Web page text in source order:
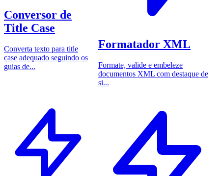
Conversor de
Title Case
Converta texto para title
case adequado seguindo os
guias de...
Formatador XML
Formate, valide e embeleze
documentos XML com destaque de
si...